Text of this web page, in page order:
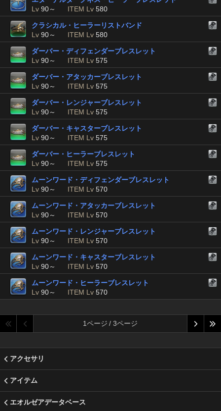
Lv 90～ ITEM Lv 580
クラシカル・ヒーラーリストバンド
Lv 90～ ITEM Lv 580
ダーバー・ディフェンダーブレスレット
Lv 90～ ITEM Lv 575
ダーバー・アタッカーブレスレット
Lv 90～ ITEM Lv 575
ダーバー・レンジャーブレスレット
Lv 90～ ITEM Lv 575
ダーバー・キャスターブレスレット
Lv 90～ ITEM Lv 575
ダーバー・ヒーラーブレスレット
Lv 90～ ITEM Lv 575
ムーンワード・ディフェンダーブレスレット
Lv 90～ ITEM Lv 570
ムーンワード・アタッカーブレスレット
Lv 90～ ITEM Lv 570
ムーンワード・レンジャーブレスレット
Lv 90～ ITEM Lv 570
ムーンワード・キャスターブレスレット
Lv 90～ ITEM Lv 570
ムーンワード・ヒーラーブレスレット
Lv 90～ ITEM Lv 570
1ページ / 3ページ
アクセサリ
アイテム
エオルゼアデータベース